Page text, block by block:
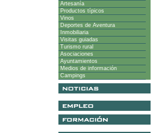
Artesanía
Productos típicos
Vinos
Deportes de Aventura
Inmobiliaria
Visitas guiadas
Turismo rural
Asociaciones
Ayuntamientos
Medios de información
Campings